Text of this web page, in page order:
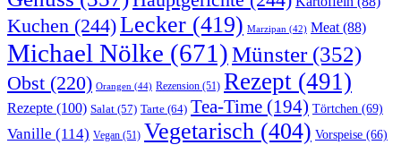
Kuchen (244)Lecker (419) Marzipan (42) Meat(88)
Michael Nölke (671)Münster(352)
Obst (220) Orangen (44) Rezension (51) Rezept (491)
Rezepte (100) Salat (57) Tarte (64) Tea-Time (194) Törtchen (69)
Vanille (114) Vegan (51) Vegetarisch (404) Vorspeise (66)